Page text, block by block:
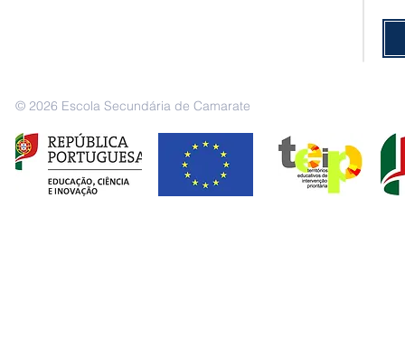
© 2026 Escola Secundária de Camarate